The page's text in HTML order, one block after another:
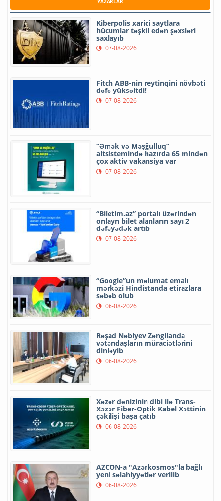
YAZARLAR
Kiberpolis xarici saytlara
hücumlar təşkil edən şəxsləri
saxlayıb
07-08-2026
Fitch ABB-nin reytinqini növbəti
dəfə yüksəltdi!
07-08-2026
“Əmək və Məşğulluq”
altsistemində hazırda 65 mindən
çox aktiv vakansiya var
07-08-2026
“Biletim.az” portalı üzərindən
onlayn bilet alanların sayı 2
dəfəyədək artıb
07-08-2026
“Google”un məlumat emalı
mərkəzi Hindistanda etirazlara
səbəb olub
06-08-2026
Rəşad Nəbiyev Zəngilanda
vətəndaşların müraciətlərini
dinləyib
06-08-2026
Xəzər dənizinin dibi ilə Trans-
Xəzər Fiber-Optik Kabel Xəttinin
çəkilişi başa çatıb
06-08-2026
AZCON-a "Azərkosmos"la bağlı
yeni səlahiyyətlər verilib
06-08-2026